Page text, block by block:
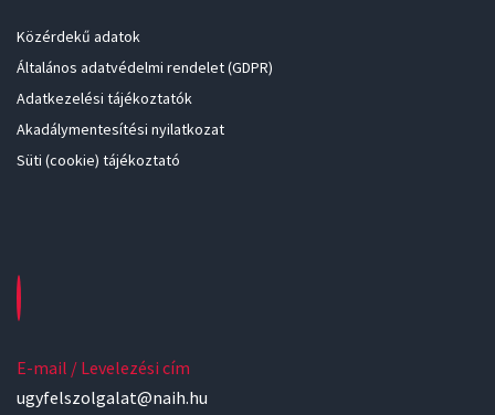
Közérdekű adatok
Általános adatvédelmi rendelet (GDPR)
Adatkezelési tájékoztatók
Akadálymentesítési nyilatkozat
Süti (cookie) tájékoztató
E-mail / Levelezési cím
ugyfelszolgalat@naih.hu